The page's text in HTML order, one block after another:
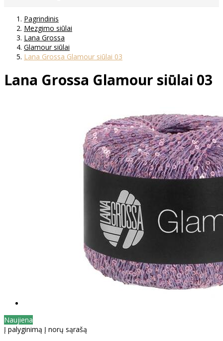
Pagrindinis
Mezgimo siūlai
Lana Grossa
Glamour siūlai
Lana Grossa Glamour siūlai 03
Lana Grossa Glamour siūlai 03
Naujiena
Į palyginimą Į norų sąrašą